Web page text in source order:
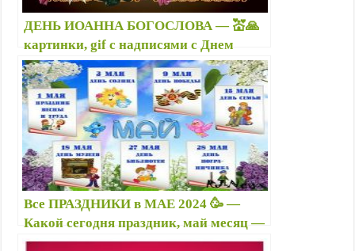
ДЕНЬ ИОАННА БОГОСЛОВА — 💒🙏
картинки, gif с надписями с Днем
Иоанна Богослова — поздравления и
открытки
Все ПРАЗДНИКИ в МАЕ 2024 🥳 —
Какой сегодня праздник, май месяц —
Майские праздники в 2024 году: кого